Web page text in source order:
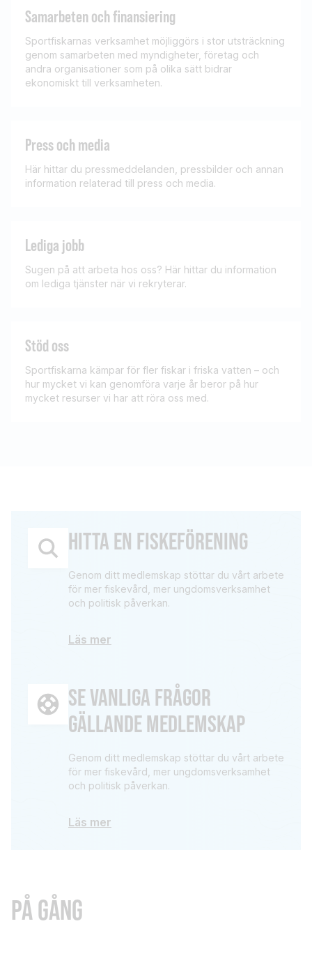
Samarbeten och finansiering
Sportfiskarnas verksamhet möjliggörs i stor utsträckning
genom samarbeten med myndigheter, företag och
andra organisationer som på olika sätt bidrar
ekonomiskt till verksamheten.
Press och media
Här hittar du pressmeddelanden, pressbilder och annan
information relaterad till press och media.
Lediga jobb
Sugen på att arbeta hos oss? Här hittar du information
om lediga tjänster när vi rekryterar.
Stöd oss
Sportfiskarna kämpar för fler fiskar i friska vatten – och
hur mycket vi kan genomföra varje år beror på hur
mycket resurser vi har att röra oss med.
HITTA EN FISKEFÖRENING
Genom ditt medlemskap stöttar du vårt arbete
för mer fiskevård, mer ungdomsverksamhet
och politisk påverkan.
Läs mer
SE VANLIGA FRÅGOR
GÄLLANDE MEDLEMSKAP
Genom ditt medlemskap stöttar du vårt arbete
för mer fiskevård, mer ungdomsverksamhet
och politisk påverkan.
Läs mer
PÅ GÅNG